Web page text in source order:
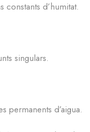
constants d’humitat.
singulars.
permanents d’aigua.